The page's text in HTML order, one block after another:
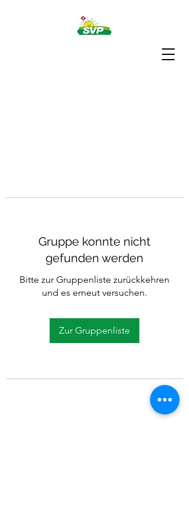
Gruppe konnte nicht
gefunden werden
Bitte zur Gruppenliste zurückkehren
und es erneut versuchen.
Zur Gruppenliste